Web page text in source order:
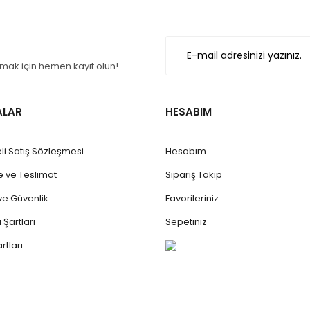
için hemen kayıt olun!
Satış Sözleşmesi
ve Teslimat
Güvenlik
HESABIM
Hesabım
Sipariş Takip
Favorileriniz
Sepetiniz